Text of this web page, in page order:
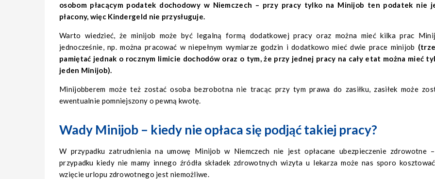
osobom płacącym podatek dochodowy w Niemczech – przy pracy tylko na Minijob ten podatek nie
płacony, więc Kindergeld nie przysługuje.
Warto wiedzieć, że minijob może być legalną formą dodatkowej pracy oraz można mieć kilka prac
jednocześnie, np. można pracować w niepełnym wymiarze godzin i dodatkowo mieć dwie prace minijob
pamiętać jednak o rocznym limicie dochodów oraz o tym, że przy jednej pracy na cały etat można mieć
jeden Minijob).
Minijobberem może też zostać osoba bezrobotna nie tracąc przy tym prawa do zasiłku, zasiłek może
ewentualnie pomniejszony o pewną kwotę.
Wady Minijob – kiedy nie opłaca się podjąć takiej pracy?
W przypadku zatrudnienia na umowę Minijob w Niemczech nie jest opłacane ubezpieczenie zdrowotne
przypadku kiedy nie mamy innego źródła składek zdrowotnych wizyta u lekarza może nas sporo
wzięcie urlopu zdrowotnego jest niemożliwe.